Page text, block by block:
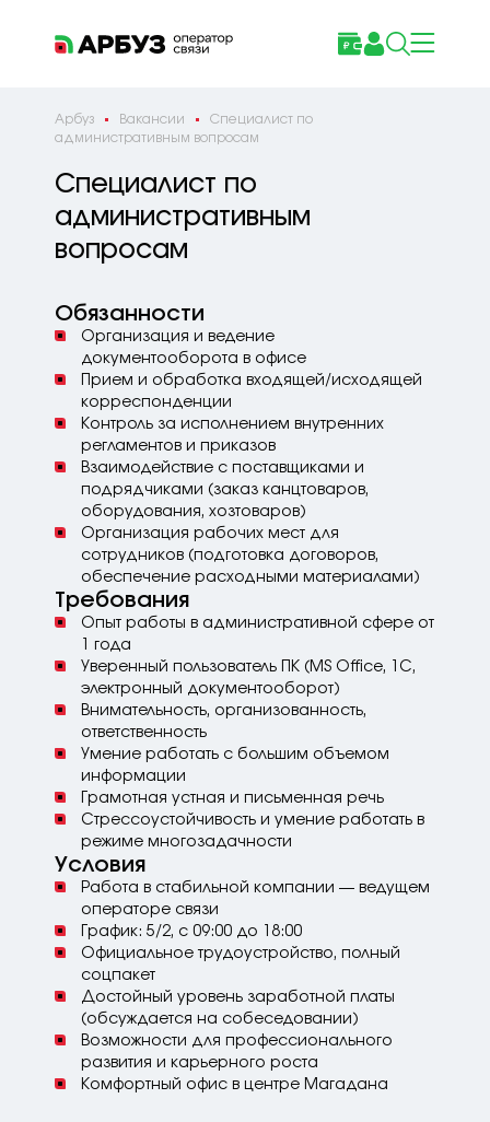
Арбуз Вакансии
Специалист по
административным вопросам
Специалист по
административным
вопросам
Обязанности
Организация и ведение
документооборота в офисе
Прием и обработка входящей/исходящей
корреспонденции
Контроль за исполнением внутренних
регламентов и приказов
Взаимодействие с поставщиками и
подрядчиками (заказ канцтоваров,
оборудования, хозтоваров)
Организация рабочих мест для
сотрудников (подготовка договоров,
обеспечение расходными материалами)
Требования
Опыт работы в административной сфере от
1 года
Уверенный пользователь ПК (MS Office, 1C,
электронный документооборот)
Внимательность, организованность,
ответственность
Умение работать с большим объемом
информации
Грамотная устная и письменная речь
Стрессоустойчивость и умение работать в
режиме многозадачности
Условия
Работа в стабильной компании — ведущем
операторе связи
График: 5/2, с 09:00 до 18:00
Официальное трудоустройство, полный
соцпакет
Достойный уровень заработной платы
(обсуждается на собеседовании)
Возможности для профессионального
развития и карьерного роста
Комфортный офис в центре Магадана